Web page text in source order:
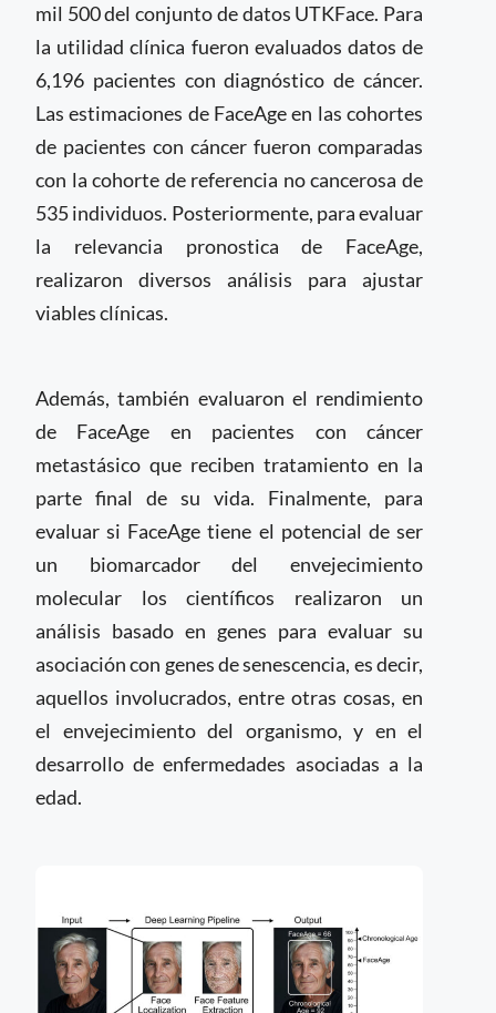
mil 500 del conjunto de datos UTKFace. Para
la utilidad clínica fueron evaluados datos de
6,196 pacientes con diagnóstico de cáncer.
Las estimaciones de FaceAge en las cohortes
de pacientes con cáncer fueron comparadas
con la cohorte de referencia no cancerosa de
535 individuos. Posteriormente, para evaluar
la relevancia pronostica de FaceAge,
realizaron diversos análisis para ajustar
viables clínicas.
Además, también evaluaron el rendimiento
de FaceAge en pacientes con cáncer
metastásico que reciben tratamiento en la
parte final de su vida. Finalmente, para
evaluar si FaceAge tiene el potencial de ser
un biomarcador del envejecimiento
molecular los científicos realizaron un
análisis basado en genes para evaluar su
asociación con genes de senescencia, es decir,
aquellos involucrados, entre otras cosas, en
el envejecimiento del organismo, y en el
desarrollo de enfermedades asociadas a la
edad.